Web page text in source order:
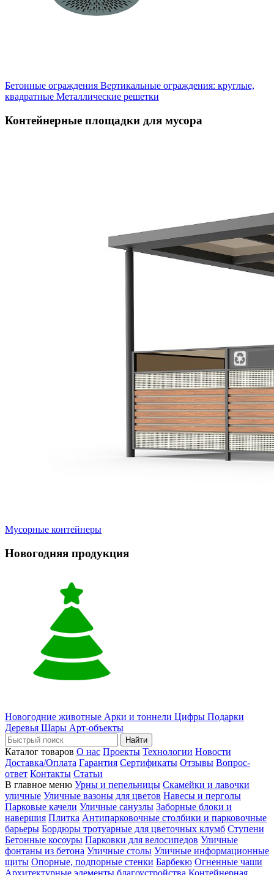
Бетонные ограждения Вертикальные ограждения: круглые,
квадратные Металлические решетки
Контейнерные площадки для мусора
Мусорные контейнеры
Новогодняя продукция
Новогодние животные Арки и тоннели Цифры Подарки
Деревья Шары Арт-объекты
Найти
Каталог товаров О нас Проекты Технологии Новости
Доставка/Оплата Гарантия Сертификаты Отзывы Вопрос-
ответ Контакты Статьи
В главное меню Урны и пепельницы Скамейки и лавочки
уличные Уличные вазоны для цветов Навесы и перголы
Парковые качели Уличные санузлы Заборные блоки и
навершия Плитка Антипарковочные столбики и парковочные
барьеры Бордюры тротуарные для цветочных клумб Ступени
Бетонные косоуры Парковки для велосипедов Уличные
фонтаны из бетона Уличные столы Уличные информационные
щиты Опорные, подпорные стенки Барбекю Огненные чаши